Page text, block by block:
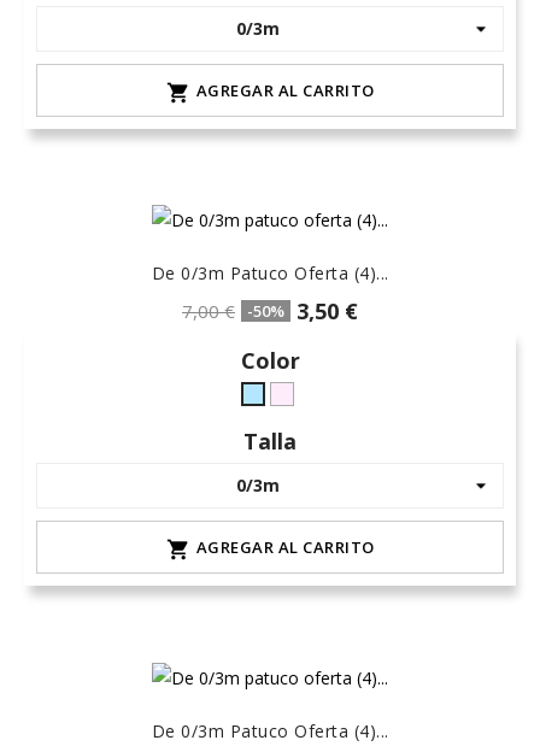
 AGREGAR AL CARRITO
De 0/3m Patuco Oferta (4)...
7,00 € -50%
3,50 €
Color
celeste-
hielo
rosa-
Talla
 AGREGAR AL CARRITO
De 0/3m Patuco Oferta (4)...